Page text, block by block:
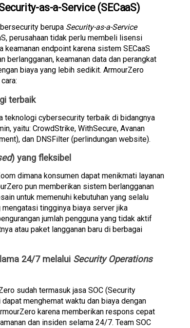
as-a-Service (SECaaS)
berupa Security-as-a-Service
perusahaan tidak perlu membeli lisensi
endpoint karena sistem SECaaS
berlangganan, keamanan data dan perangkat
biaya yang lebih sedikit. ArmourZero
terbaik
teknologi cybersecurity terbaik di bidangnya
yaitu: CrowdStrike, WithSecure, Avanan
dan DNSFilter (perlindungan website).
) yang fleksibel
dimana konsumen dapat menikmati layanan
pun memberikan sistem berlangganan
untuk memenuhi kebutuhan yang selalu
tingginya biaya server jika
jumlah pengguna yang tidak aktif
atau paket langganan baru di berbagai
24/7 melalui Security Operations
sudah termasuk jasa SOC (Security
menghemat waktu dan biaya dengan
karena memberikan respons cepat
dan insiden selama 24/7. Team SOC